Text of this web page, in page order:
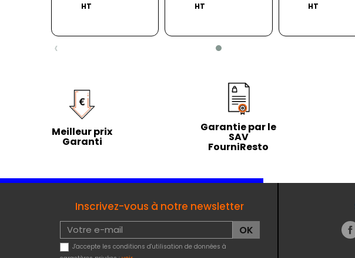
HT HT HT
‹
Meilleur prix
Garanti
Garantie par le
SAV
FourniResto
Inscrivez-vous à notre newsletter
J'accepte les conditions d'utilisation de données à